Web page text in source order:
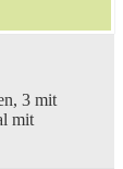
3 mit
mit